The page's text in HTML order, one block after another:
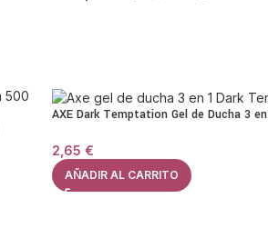
Ideal para melenas
Cabellos largos que se enredan
Puntas debilitadas o abiertas
Melenas expuestas a calor o
AXE Dark Temptation Gel de Ducha 3
2,65 €
AÑADIR AL CARRITO